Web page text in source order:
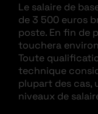
Le salaire de
de 3 500 euros
poste. En fin de
touchera
Toute
technique
plupart des cas,
niveaux de